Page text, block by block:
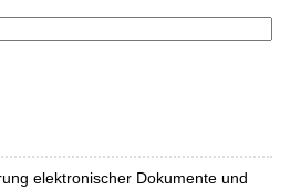
elektronischer Dokumente und